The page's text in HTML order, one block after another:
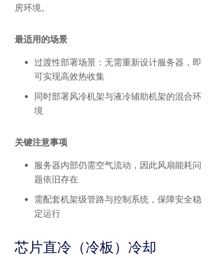
房环境。
最适用的场景
过渡性部署场景：无需重新设计服务器，即
可实现高效热收集
同时部署风冷机架与液冷辅助机架的混合环
境
关键注意事项
服务器内部仍需空气流动，因此风扇能耗问
题依旧存在
需配套机架级管路与控制系统，保障安全稳
定运行
芯片直冷（冷板）冷却